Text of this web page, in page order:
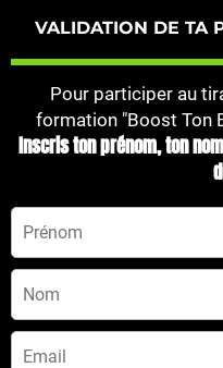
VALIDATION DE TA
Pour participer au
formation "Boost Ton
Inscris ton prénom, ton